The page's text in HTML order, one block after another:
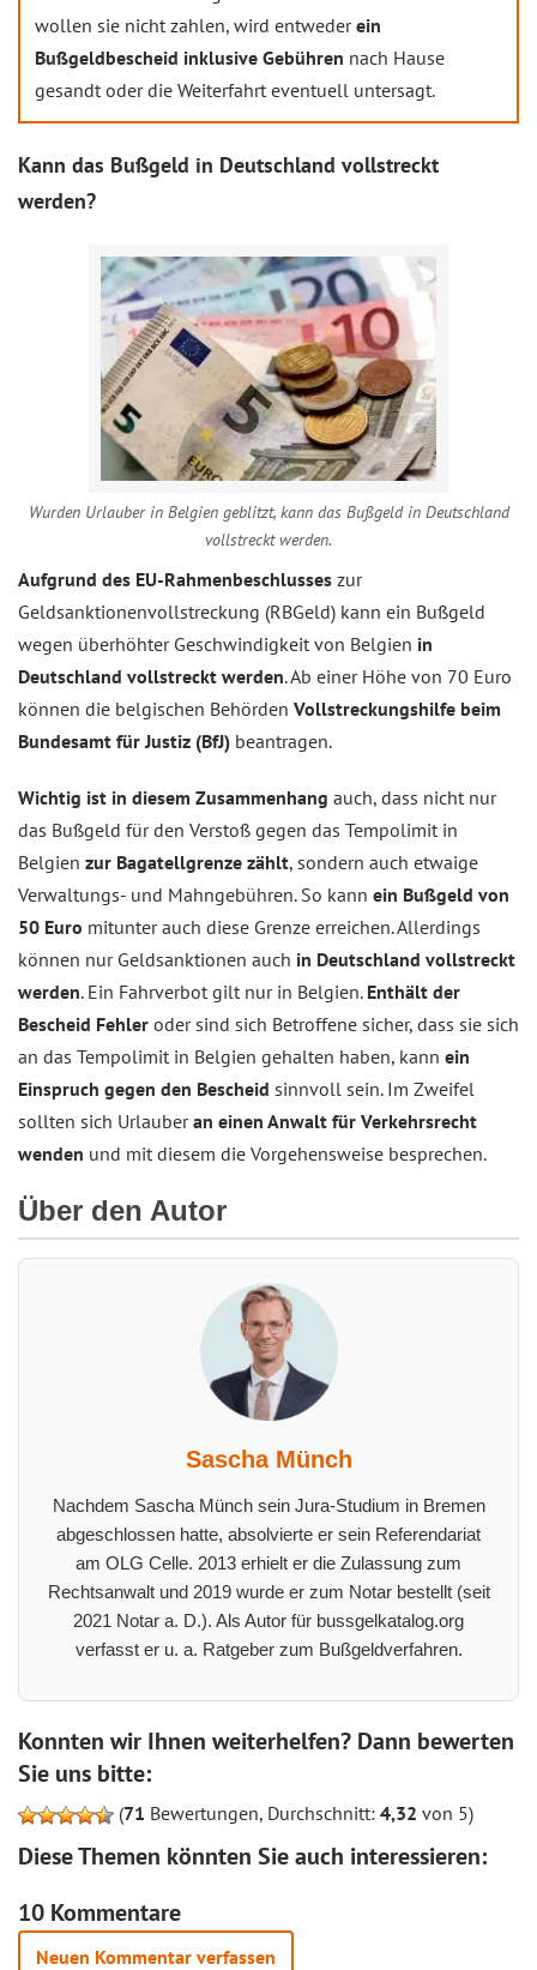
wollen sie nicht zahlen, wird entwederein
Bußgeldbescheid inklusive Gebühren nach Hause
gesandt oder die Weiterfahrt eventuell untersagt.
Kann das Bußgeld in Deutschland vollstreckt
werden?
Wurden Urlauber in Belgien geblitzt, kann das Bußgeld in Deutschland
vollstreckt werden.
Aufgrund des EU-Rahmenbeschlusses zur
Geldsanktionenvollstreckung (RBGeld) kann ein Bußgeld
wegen überhöhter Geschwindigkeit von Belgien in
Deutschland vollstreckt werden. Ab einer Höhe von 70 Euro
können die belgischen Behörden Vollstreckungshilfe beim
Bundesamt für Justiz (BfJ) beantragen.
Wichtig ist in diesem Zusammenhang auch, dass nicht nur
das Bußgeld für den Verstoß gegen das Tempolimit in
Belgien zur Bagatellgrenze zählt, sondern auch etwaige
Verwaltungs- und Mahngebühren. So kann ein Bußgeld von
50 Euro mitunter auch diese Grenze erreichen. Allerdings
können nur Geldsanktionen auch in Deutschland vollstreckt
werden. Ein Fahrverbot gilt nur in Belgien. Enthält der
Bescheid Fehler oder sind sich Betroffene sicher, dass sie sich
an das Tempolimit in Belgien gehalten haben, kann ein
Einspruch gegen den Bescheid sinnvoll sein. Im Zweifel
sollten sich Urlauberan einen Anwalt für Verkehrsrecht
wenden und mit diesem die Vorgehensweise besprechen.
Über den Autor
Sascha Münch
Nachdem Sascha Münch sein Jura-Studium in Bremen
abgeschlossen hatte, absolvierte er sein Referendariat
am OLG Celle. 2013 erhielt er die Zulassung zum
Rechtsanwalt und 2019 wurde er zum Notar bestellt (seit
2021 Notar a. D.). Als Autor für bussgelkatalog.org
verfasst er u. a. Ratgeber zum Bußgeldverfahren.
Konnten wir Ihnen weiterhelfen? Dann bewerten
Sie uns bitte:
(71 Bewertungen, Durchschnitt: 4,32 von 5)
Diese Themen könnten Sie auch interessieren:
10 Kommentare
Neuen Kommentar verfassen